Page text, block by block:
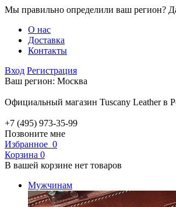
Мы правильно определили ваш регион?
О нас
Доставка
Контакты
Вход Регистрация
Ваш регион: Москва
Официальный магазин Tuscany Leather в
+7 (495) 973-35-99
Позвоните мне
Избранное 0
Корзина 0
В вашей корзине нет товаров
Мужчинам